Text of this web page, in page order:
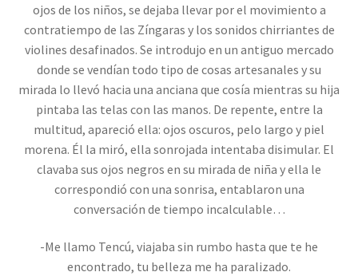
ojos de los niños, se dejaba llevar por el movimiento a
contratiempo de las Zíngaras y los sonidos chirriantes de
violines desafinados. Se introdujo en un antiguo mercado
donde se vendían todo tipo de cosas artesanales y su
mirada lo llevó hacia una anciana que cosía mientras su hija
pintaba las telas con las manos. De repente, entre la
multitud, apareció ella: ojos oscuros, pelo largo y piel
morena. Él la miró, ella sonrojada intentaba disimular. El
clavaba sus ojos negros en su mirada de niña y ella le
correspondió con una sonrisa, entablaron una
conversación de tiempo incalculable…
-Me llamo Tencú, viajaba sin rumbo hasta que te he
encontrado, tu belleza me ha paralizado.